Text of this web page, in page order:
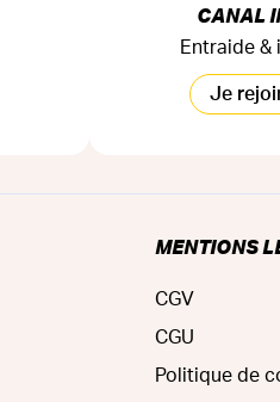
CANAL
Entraide &
Je
MENTIONS
CGV
CGU
Politique de